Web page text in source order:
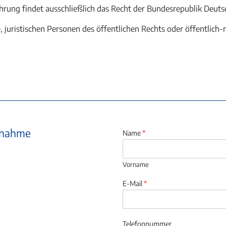
findet ausschließlich das Recht der Bundesrepublik
Personen des öffentlichen Rechts oder
Name*
Vorname
E-Mail*
Telefonnummer